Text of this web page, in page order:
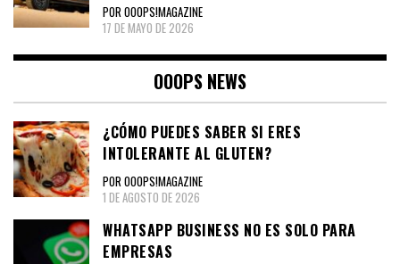
POR OOOPS!MAGAZINE
17 DE MAYO DE 2026
OOOPS NEWS
¿CÓMO PUEDES SABER SI ERES
INTOLERANTE AL GLUTEN?
POR OOOPS!MAGAZINE
1 DE AGOSTO DE 2026
WHATSAPP BUSINESS NO ES SOLO PARA
EMPRESAS